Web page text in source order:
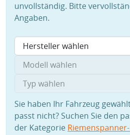
unvollständig. Bitte
Angaben.
Sie haben Ihr Fahrzeug
passt nicht? Suchen Sie den
der Kategorie